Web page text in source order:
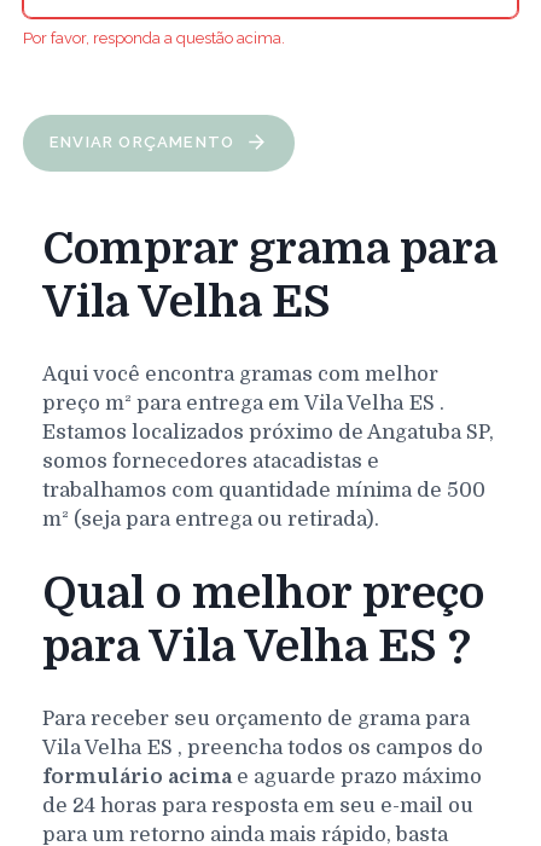
Por favor, responda a questão acima.
ENVIAR ORÇAMENTO
Comprar grama para
Vila Velha ES
Aqui você encontra gramas com melhor
preço m² para entrega em Vila Velha ES .
Estamos localizados próximo de Angatuba SP,
somos fornecedores atacadistas e
trabalhamos com quantidade mínima de 500
m² (seja para entrega ou retirada).
Qual o melhor preço
para Vila Velha ES ?
Para receber seu orçamento de grama para
Vila Velha ES , preencha todos os campos do
formulário acima e aguarde prazo máximo
de 24 horas para resposta em seu e-mail ou
para um retorno ainda mais rápido, basta